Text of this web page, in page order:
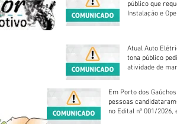
público que
Instalação e
Atual Auto
tona público
atividade de
Em Porto dos
pessoas
no Edital nº 001/2026,